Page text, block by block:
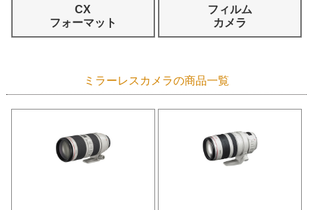
CX
フォーマット
フィルム
カメラ
ミラーレスカメラの商品一覧